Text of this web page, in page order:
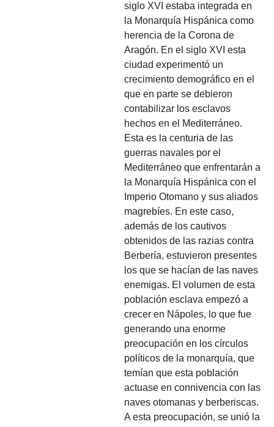
siglo XVI estaba integrada en
la Monarquía Hispánica como
herencia de la Corona de
Aragón. En el siglo XVI esta
ciudad experimentó un
crecimiento demográfico en el
que en parte se debieron
contabilizar los esclavos
hechos en el Mediterráneo.
Esta es la centuria de las
guerras navales por el
Mediterráneo que enfrentarán a
la Monarquía Hispánica con el
Imperio Otomano y sus aliados
magrebíes. En este caso,
además de los cautivos
obtenidos de las razias contra
Berbería, estuvieron presentes
los que se hacían de las naves
enemigas. El volumen de esta
población esclava empezó a
crecer en Nápoles, lo que fue
generando una enorme
preocupación en los círculos
políticos de la monarquía, que
temían que esta población
actuase en connivencia con las
naves otomanas y berberiscas.
A esta preocupación, se unió la